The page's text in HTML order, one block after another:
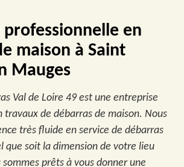
en
maison à Saint
Mauges
Val de Loire 49 est une entreprise
travaux de débarras de maison. Nous
très fluide en service de débarras
que soit la dimension de votre lieu
prêts à vous donner une